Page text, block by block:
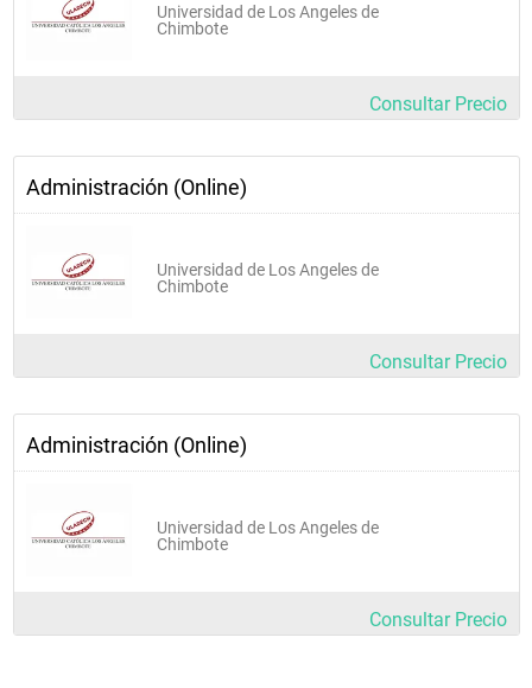
Universidad de Los Angeles de
Chimbote
Consultar Precio
Administración (Online)
Universidad de Los Angeles de
Chimbote
Consultar Precio
Administración (Online)
Universidad de Los Angeles de
Chimbote
Consultar Precio